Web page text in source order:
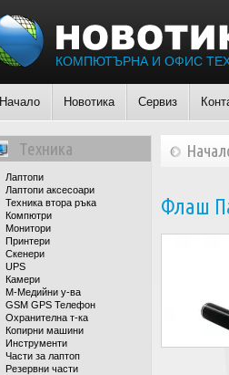
КОМПЮТЪРНА И ОФИС
Начало Новотика Сервиз
Техника
Лаптопи
Лаптопи аксесоари
Техника втора ръка
Компютри
Монитори
Принтери
Скенери
UPS
Камери
М-Медийни у-ва
GSM GPS Телефон
Охранителна т-ка
Копирни машини
Инструменти
Части за лаптоп
Резервни части
Флаш